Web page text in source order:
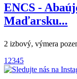
ENCS -
Maďarsku...
2 izbový, výmera
1 2345